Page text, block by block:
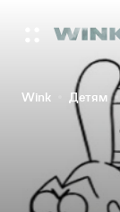
Wink Детям